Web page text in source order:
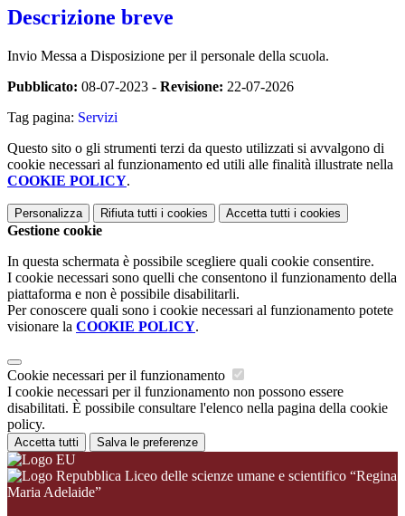
Descrizione breve
Invio Messa a Disposizione per il personale della scuola.
Pubblicato: 08-07-2023 - Revisione: 22-07-2026
Tag pagina: Servizi
Questo sito o gli strumenti terzi da questo utilizzati si avvalgono di
cookie necessari al funzionamento ed utili alle finalità illustrate nella
COOKIE POLICY.
Personalizza Rifiuta tutti i cookies Accetta tutti i cookies
Gestione cookie
In questa schermata è possibile scegliere quali cookie consentire.
I cookie necessari sono quelli che consentono il funzionamento della
piattaforma e non è possibile disabilitarli.
Per conoscere quali sono i cookie necessari al funzionamento potete
visionare la COOKIE POLICY.
Cookie necessari per il funzionamento
I cookie necessari per il funzionamento non possono essere
disabilitati. È possibile consultare l'elenco nella pagina della cookie
policy.
Accetta tutti Salva le preferenze
Liceo delle scienze umane e scientifico “Regina
Maria Adelaide”